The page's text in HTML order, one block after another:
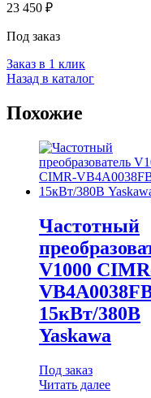
23 450 ₽
Под заказ
Заказ в 1 клик
Назад в каталог
Похожие
Частотный
V1000
15кВт/380В
Yaskawa
Под заказ
Читать далее